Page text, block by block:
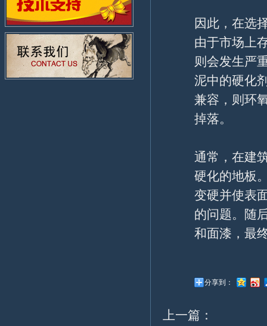
因此，在选
由于市场上
则会发生严
泥中的硬化
兼容，则环
掉落。
通常，在建
硬化的地板
变硬并使表
的问题。随
和面漆，最
分享到：
上一篇：